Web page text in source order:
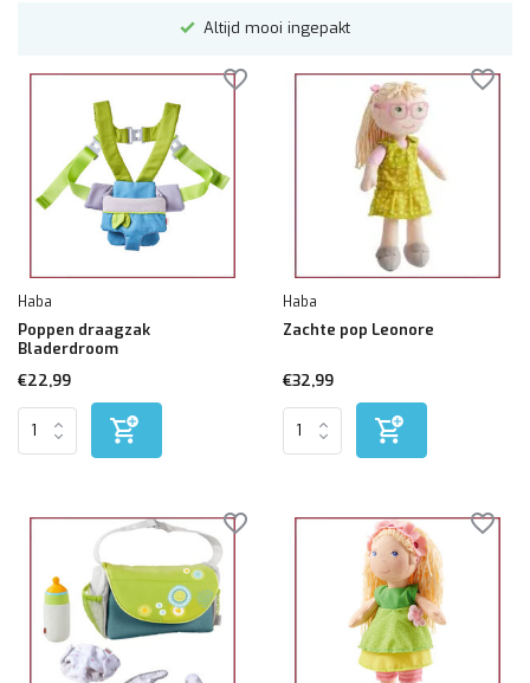
Altijd mooi ingepakt
Haba
Poppen draagzak
Bladerdroom
€22,99
Haba
Zachte pop Leonore
€32,99